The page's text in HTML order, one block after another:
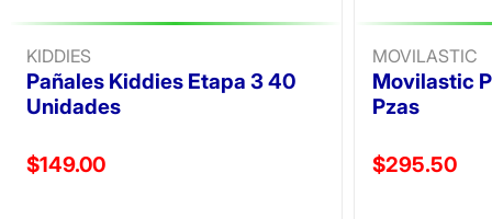
KIDDIES
Pañales Kiddies Etapa 3 40
Unidades
Precio reducido de
$149.00
MOVILASTIC
Movilastic
Pzas
Precio
$295.50